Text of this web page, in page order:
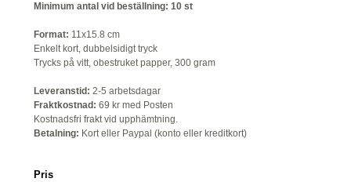
Minimum antal vid beställning: 10 st
Format: 11x15.8 cm
Enkelt kort, dubbelsidigt tryck
Trycks på vitt, obestruket papper, 300 gram
Leveranstid: 2-5 arbetsdagar
Fraktkostnad: 69 kr med Posten
Kostnadsfri frakt vid upphämtning.
Betalning: Kort eller Paypal (konto eller kreditkort)
Pris